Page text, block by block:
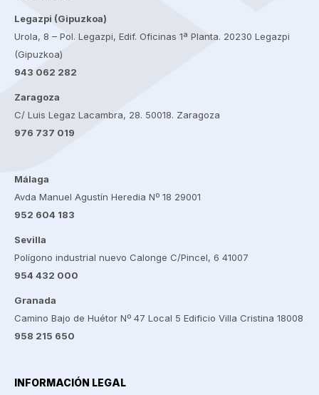
Legazpi (Gipuzkoa)
Urola, 8 – Pol. Legazpi, Edif. Oficinas 1ª Planta. 20230 Legazpi
(Gipuzkoa)
943 062 282
Zaragoza
C/ Luis Legaz Lacambra, 28. 50018. Zaragoza
976 737 019
Málaga
Avda Manuel Agustín Heredia Nº 18 29001
952 604 183
Sevilla
Polígono industrial nuevo Calonge C/Pincel, 6 41007
954 432 000
Granada
Camino Bajo de Huétor Nº 47 Local 5 Edificio Villa Cristina 18008
958 215 650
INFORMACIÓN LEGAL